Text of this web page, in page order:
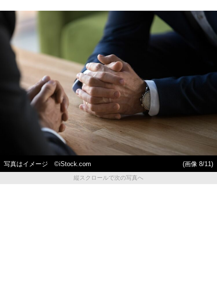
写真はイメージ ©️iStock.com
(画像 8/11)
縦スクロールで次の写真へ